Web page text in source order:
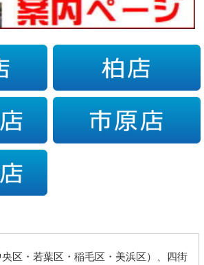
区・若葉区・稲毛区・美浜区）、四街